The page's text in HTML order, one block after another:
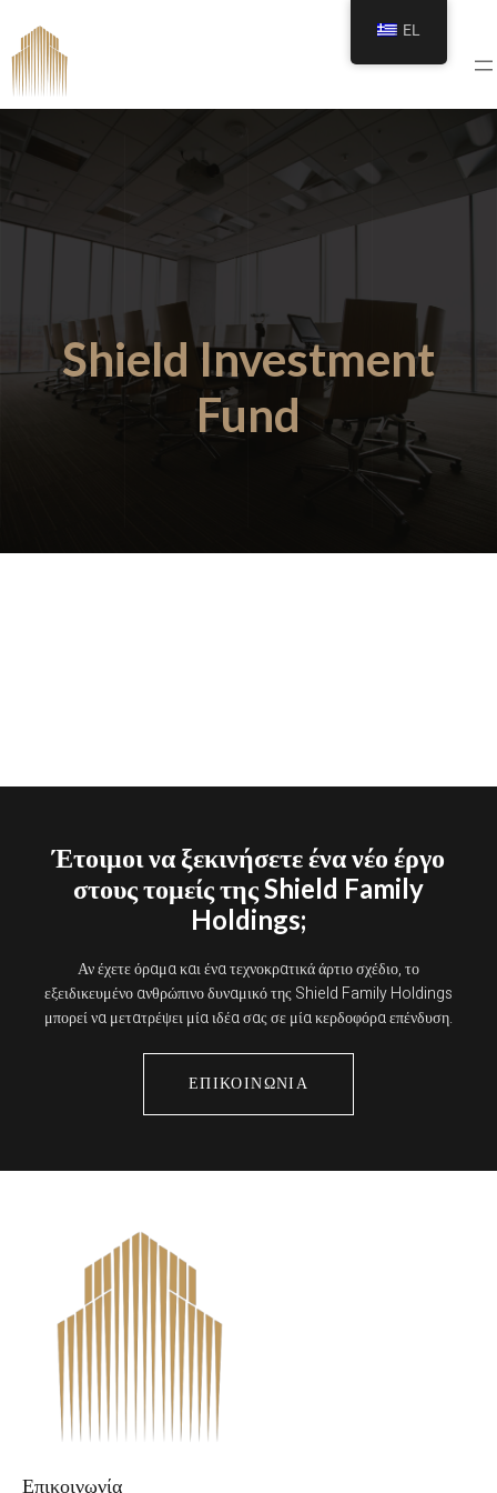
Shield Investment
Fund
Έτοιμοι να ξεκινήσετε ένα νέο έργο
στους τομείς της Shield Family
Holdings;
Αν έχετε όραμα και ένα τεχνοκρατικά άρτιο σχέδιο, το
εξειδικευμένο ανθρώπινο δυναμικό της Shield Family Holdings
μπορεί να μετατρέψει μία ιδέα σας σε μία κερδοφόρα επένδυση.
ΕΠΙΚΟΙΝΩΝΙΑ
Επικοινωνία
EL